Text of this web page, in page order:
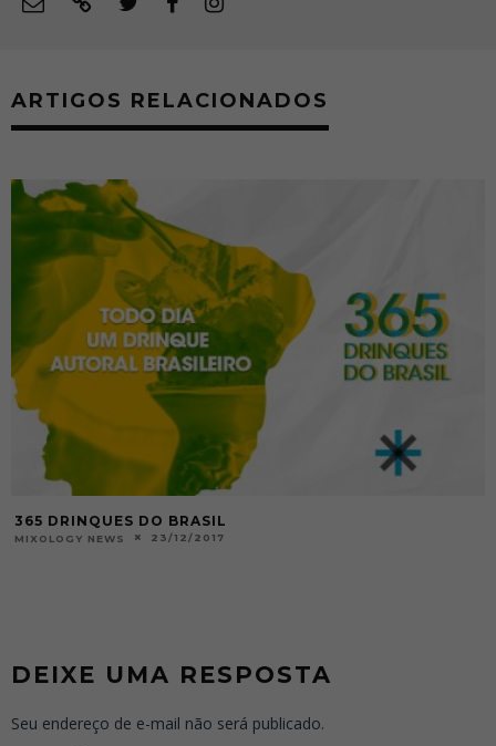
ARTIGOS RELACIONADOS
365 DRINQUES DO BRASIL
MIXOLOGY NEWS 23/12/2017
DEIXE UMA RESPOSTA
Seu endereço de e-mail não será publicado.